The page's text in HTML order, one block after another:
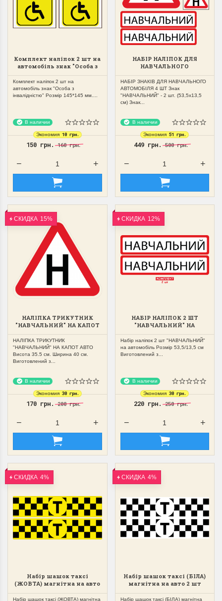
Комплект наліпок 2 шт на
автомобіль знак "Особа з
Комплект наліпок 2 шт на
автомобіль знак "Особа з
інвалідністю" Розмір 145*145 мм....
В наличии
Экономия 10 грн.
150 грн.160 грн.
НАБІР НАЛІПОК ДЛЯ
НАВЧАЛЬНОГО
НАБІР ЗНАКІВ ДЛЯ НАВЧАЛЬНОГО
АВТОМОБІЛЯ 4 ШТ Знак
"НАВЧАЛЬНИЙ" - 2 шт. (53,5х13,5
см) Знак...
В наличии
Экономия 51 грн.
449 грн.500 грн.
СКИДКА 15%
НАЛІПКА ТРИКУТНИК
"НАВЧАЛЬНИЙ" НА КАПОТ
НАЛІПКА ТРИКУТНИК
"НАВЧАЛЬНИЙ" НА КАПОТ АВТО
Висота 35.5 см. Ширина 40 см.
Виготовлений з...
В наличии
Экономия 30 грн.
170 грн.200 грн.
СКИДКА 12%
НАБІР НАЛІПОК 2 ШТ
"НАВЧАЛЬНИЙ" НА
Набір наліпок 2 шт "НАВЧАЛЬНИЙ"
на автомобіль Розмір 53,5/13,5 см
Виготовлений з...
В наличии
Экономия 30 грн.
220 грн.250 грн.
СКИДКА 4%
Набір шашок таксі
(ЖОВТА) магнітна на авто
Набір шашок таксі (ЖОВТА) магнітна
СКИДКА 4%
Набір шашок таксі (БІЛА)
магнітна на авто 2 шт
Набір шашок таксі (БІЛА) магнітна